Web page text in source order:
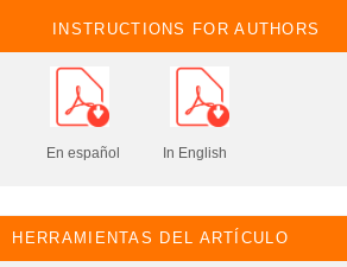
INSTRUCTIONS FOR AUTHORS
En español In English
HERRAMIENTAS DEL ARTÍCULO